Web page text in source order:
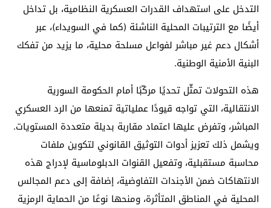
التدخل على استهداف القدرات العسكرية النظامية، بل تداخل
أيضًا مع الترتيبات المحلية الناشئة (كما في السويداء)، عبر
أشكال دعم غير مباشر لفواعل مسلحة محلية، ما يزيد من تفكك
البنية الأمنية الوطنية.
هذه التحولات تمثّل تحديًا مركّبًا أمام الحكومة السورية
الانتقالية، التي تواجه قيودًا عملياتية تمنعها من الرد العسكري
المباشر، وتفرض عليها اعتماد مقاربة بديلة متعددة المستويات.
ويشمل ذلك تعزيز أدوات التوثيق القانوني لتكوين ملفات
محاسبة مستقبلية، وتفعيل القنوات الدبلوماسية لإدراج هذه
الانتهاكات ضمن الأجندات التفاوضية، إضافة إلى دعم المجالس
المحلية في المناطق المتأثرة، ومنحها نوعًا من الحماية الرمزية